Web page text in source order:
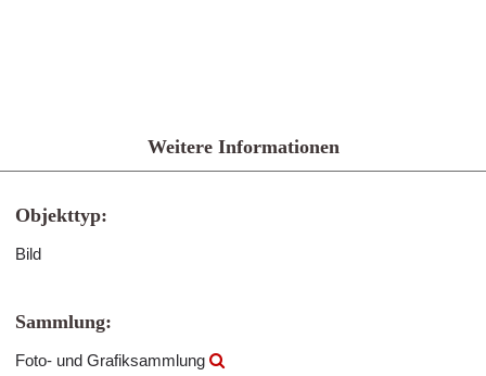
Weitere Informationen
Objekttyp:
Bild
Sammlung:
Foto- und Grafiksammlung